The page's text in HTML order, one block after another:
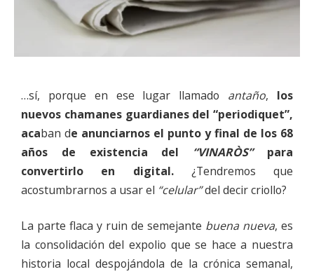
…sí, porque en ese lugar llamado antaño, los
nuevos chamanes guardianes del “periodiquet”,
acaban de anunciarnos el punto y final de los 68
años de existencia del “VINARÒS” para
convertirlo en digital.¿Tendremos que
acostumbrarnos a usar el “celular”del decir criollo?
La parte flaca y ruin de semejante buena nueva, es
la consolidación del expolio que se hace a nuestra
historia local despojándola de la crónica semanal,